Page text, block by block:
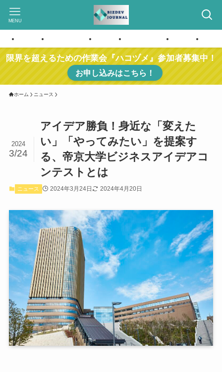
MENU
ホーム お問い合わせ ホーム お問い合わせ ホーム
限界を超えるための作業会『ハコヅメ』参加者募集中！
お申し込みはこちら！
ホーム ニュース
アイデア勝負！身近な「変えた
い」「やってみたい」を提案す
る、帝京大学ビジネスアイデアコ
ンテストとは
2024
3/24
ニュース 2024年3月24日 2024年4月20日